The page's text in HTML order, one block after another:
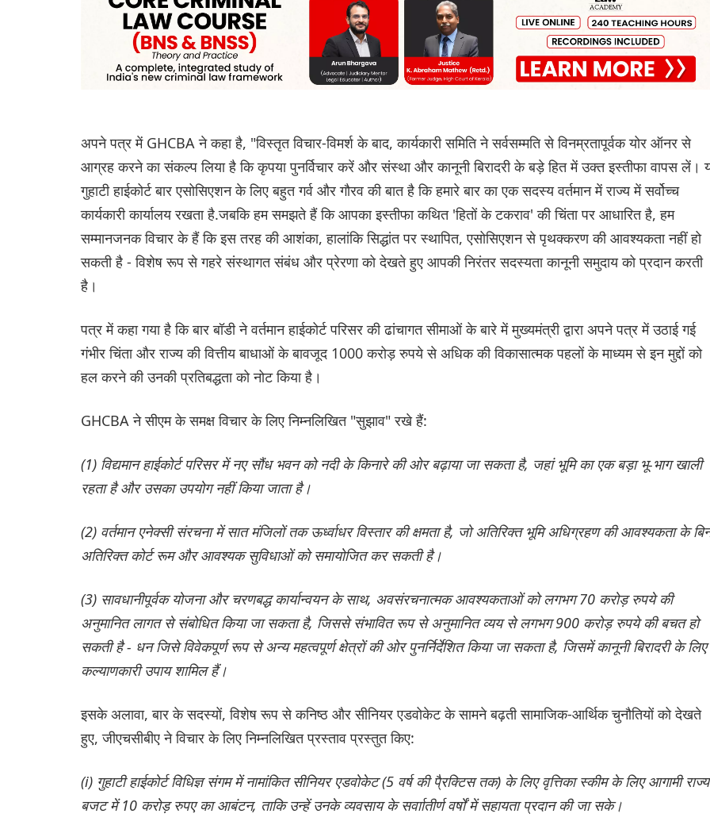
अपने पत्र में GHCBA ने कहा है, "विस्तृत विचार-विमर्श के बाद, कार्यकारी समिति ने सर्वसम्मति से विनम्रतापूर्वक योर ऑनर से
आग्रह करने का संकल्प लिया है कि कृपया पुनर्विचार करें और संस्था और कानूनी बिरादरी के बड़े हित में उक्त इस्तीफा वापस लें।
गुहाटी हाईकोर्ट बार एसोसिएशन के लिए बहुत गर्व और गौरव की बात है कि हमारे बार का एक सदस्य वर्तमान में राज्य में सर्वोच्च
कार्यकारी कार्यालय रखता है.जबकि हम समझते हैं कि आपका इस्तीफा कथित 'हितों के टकराव' की चिंता पर आधारित है, हम
सम्मानजनक विचार के हैं कि इस तरह की आशंका, हालांकि सिद्धांत पर स्थापित, एसोसिएशन से पृथक्करण की आवश्यकता नहीं हो
सकती है - विशेष रूप से गहरे संस्थागत संबंध और प्रेरणा को देखते हुए आपकी निरंतर सदस्यता कानूनी समुदाय को प्रदान करती
है।
पत्र में कहा गया है कि बार बॉडी ने वर्तमान हाईकोर्ट परिसर की ढांचागत सीमाओं के बारे में मुख्यमंत्री द्वारा अपने पत्र में उठाई गई
गंभीर चिंता और राज्य की वित्तीय बाधाओं के बावजूद 1000 करोड़ रुपये से अधिक की विकासात्मक पहलों के माध्यम से इन मुद्दों को
हल करने की उनकी प्रतिबद्धता को नोट किया है।
GHCBA ने सीएम के समक्ष विचार के लिए निम्नलिखित "सुझाव" रखे हैं:
(1) विद्यमान हाईकोर्ट परिसर में नए सौंध भवन को नदी के किनारे की ओर बढ़ाया जा सकता है, जहां भूमि का एक बड़ा भू-भाग खाली
रहता है और उसका उपयोग नहीं किया जाता है।
(2) वर्तमान एनेक्सी संरचना में सात मंजिलों तक ऊर्ध्वाधर विस्तार की क्षमता है, जो अतिरिक्त भूमि अधिग्रहण की आवश्यकता के
अतिरिक्त कोर्ट रूम और आवश्यक सुविधाओं को समायोजित कर सकती है।
(3) सावधानीपूर्वक योजना और चरणबद्ध कार्यान्वयन के साथ, अवसंरचनात्मक आवश्यकताओं को लगभग 70 करोड़ रुपये की
अनुमानित लागत से संबोधित किया जा सकता है, जिससे संभावित रूप से अनुमानित व्यय से लगभग 900 करोड़ रुपये की बचत हो
सकती है - धन जिसे विवेकपूर्ण रूप से अन्य महत्वपूर्ण क्षेत्रों की ओर पुनर्निर्देशित किया जा सकता है, जिसमें कानूनी बिरादरी के लिए
कल्याणकारी उपाय शामिल हैं।
इसके अलावा, बार के सदस्यों, विशेष रूप से कनिष्ठ और सीनियर एडवोकेट के सामने बढ़ती सामाजिक-आर्थिक चुनौतियों को देखते
हुए, जीएचसीबीए ने विचार के लिए निम्नलिखित प्रस्ताव प्रस्तुत किए:
(i) गुहाटी हाईकोर्ट विधिज्ञ संगम में नामांकित सीनियर एडवोकेट (5 वर्ष की पै्रक्टिस तक) के लिए वृत्तिका स्कीम के लिए आगामी राज्य
बजट में 10 करोड़ रुपए का आबंटन, ताकि उन्हें उनके व्यवसाय के सर्वाातीर्ण वर्षों में सहायता प्रदान की जा सके।